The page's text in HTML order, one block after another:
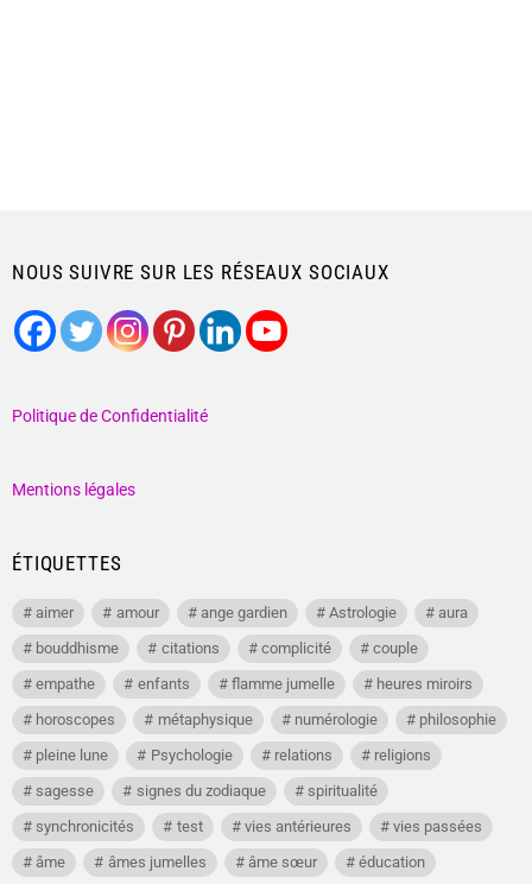
NOUS SUIVRE SUR LES RÉSEAUX SOCIAUX
Politique de Confidentialité
Mentions légales
ÉTIQUETTES
aimer amour ange gardien Astrologie
aura
bouddhisme
citations complicité
couple
empathe
enfants flamme jumelle
heures miroirs
horoscopes
métaphysique numérologie
philosophie
pleine lune
Psychologie relations
religions
sagesse
signes du zodiaque
spiritualité
synchronicités
test vies antérieures
vies passées
âme
âmes jumelles âme sœur éducation